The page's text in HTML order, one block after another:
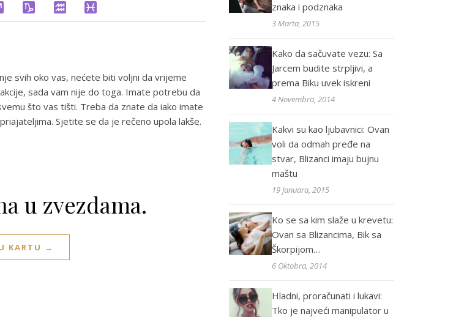
svih oko vas, nećete biti voljni da vrijeme
sada vam nije do toga. Imate potrebu da
što vas tišti. Treba da znate da iako imate
Sjetite se da je rečeno upola lakše.
u zvezdama.
KARTU →
znaka i podznaka
3 Marta, 2015
Kako da sačuvate vezu: Sa
Jarcem budite strpljivi, a
prema Biku uvek iskreni
4 Novembra, 2014
Kakvi su kao ljubavnici: Ovan
voli da odmah pređe na
stvar, Blizanci imaju bujnu
maštu
19 Januara, 2015
Ko se sa kim slaže u krevetu:
Ovan sa Blizancima, Bik sa
Škorpijom…
6 Oktobra, 2014
Hladni, proračunati i lukavi:
Tko je najveći manipulator u